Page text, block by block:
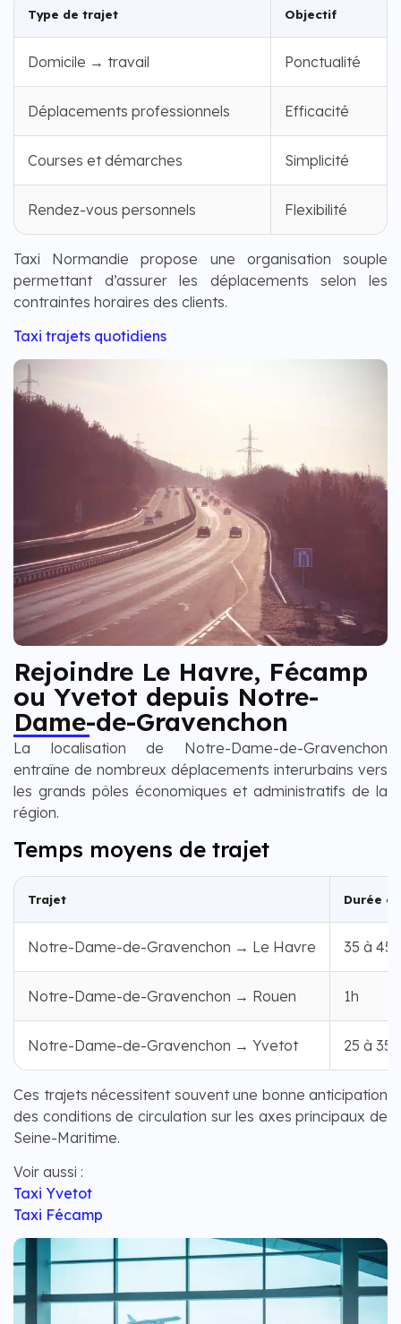
Type de trajet Objectif
Domicile → travail Ponctualité
Déplacements professionnels Efficacité
Courses et démarches Simplicité
Rendez-vous personnels Flexibilité
Taxi Normandie propose une organisation souple
permettant d’assurer les déplacements selon les
contraintes horaires des clients.
Taxi trajets quotidiens
Rejoindre Le Havre, Fécamp
ou Yvetot depuis Notre-
Dame-de-Gravenchon
La localisation de Notre-Dame-de-Gravenchon
entraîne de nombreux déplacements interurbains vers
les grands pôles économiques et administratifs de la
région.
Temps moyens de trajet
Trajet Durée
Notre-Dame-de-Gravenchon → Le Havre 35 à 45
Notre-Dame-de-Gravenchon → Rouen 1h
Notre-Dame-de-Gravenchon → Yvetot 25 à 35
Ces trajets nécessitent souvent une bonne anticipation
des conditions de circulation sur les axes principaux de
Seine-Maritime.
Voir aussi :
Taxi Yvetot
Taxi Fécamp